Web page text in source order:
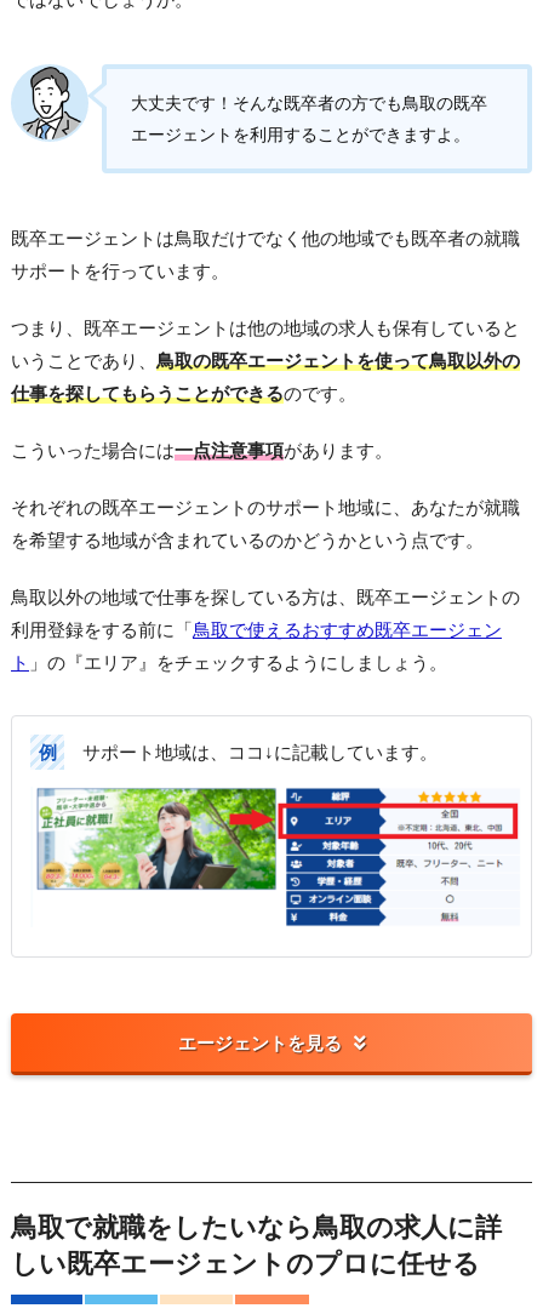
大丈夫です！そんな既卒者の方でも鳥取の既卒
エージェントを利用することができますよ。
既卒エージェントは鳥取だけでなく他の地域でも既卒者の就職
サポートを行っています。
つまり、既卒エージェントは他の地域の求人も保有していると
いうことであり、 鳥取の既卒エージェントを使って鳥取以外の
仕事を探してもらうことができるのです。
こういった場合には一点注意事項があります。
それぞれの既卒エージェントのサポート地域に、あなたが就職
を希望する地域が含まれているのかどうかという点です。
鳥取以外の地域で仕事を探している方は、既卒エージェントの
利用登録をする前に「鳥取で使えるおすすめ既卒エージェン
ト 」の『エリア』をチェックするようにしましょう。
例 サポート地域は、ココ↓に記載しています。
エージェントを見る
鳥取で就職をしたいなら鳥取の求人に詳
しい既卒エージェントのプロに任せる